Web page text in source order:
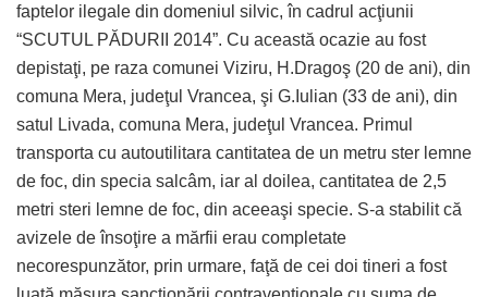
faptelor ilegale din domeniul silvic, în cadrul acţiunii
“SCUTUL PĂDURII 2014”. Cu această ocazie au fost
depistaţi, pe raza comunei Viziru, H.Dragoş (20 de ani), din
comuna Mera, judeţul Vrancea, şi G.Iulian (33 de ani), din
satul Livada, comuna Mera, judeţul Vrancea. Primul
transporta cu autoutilitara cantitatea de un metru ster lemne
de foc, din specia salcâm, iar al doilea, cantitatea de 2,5
metri steri lemne de foc, din aceeaşi specie. S-a stabilit că
avizele de însoţire a mărfii erau completate
necorespunzător, prin urmare, faţă de cei doi tineri a fost